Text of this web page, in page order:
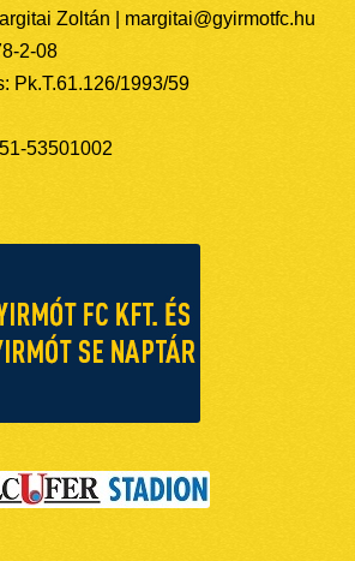
Zoltán | margitai@gyirmotfc.hu
2-08
Pk.T.61.126/1993/59
53501002